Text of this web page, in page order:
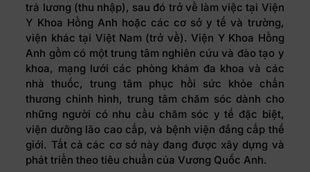
trả lương (thu nhập), sau đó trở về làm việc tại Viện
Y Khoa Hồng Anh hoặc các cơ sở y tế và trường,
viện khác tại Việt Nam (trở về). Viện Y Khoa Hồng
Anh gồm có một trung tâm nghiên cứu và đào tạo y
khoa, mạng lưới các phòng khám đa khoa và các
nhà thuốc, trung tâm phục hồi sức khỏe chấn
thương chỉnh hình, trung tâm chăm sóc dành cho
những người có nhu cầu chăm sóc y tế đặc biệt,
viện dưỡng lão cao cấp, và bệnh viện đẳng cấp thế
giới. Tất cả các cơ sở này đang được xây dựng và
phát triển theo tiêu chuẩn của Vương Quốc Anh.